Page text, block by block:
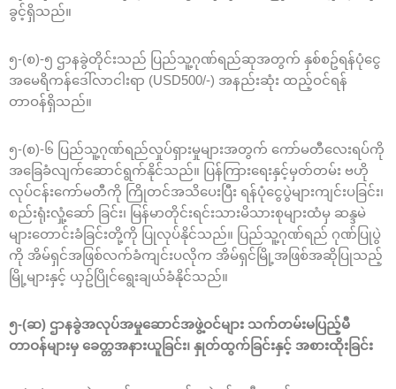
ခွင့်ရှိသည်။
၅-(စ)-၅ ဌာနခွဲတိုင်းသည် ပြည်သူ့ဂုဏ်ရည်ဆုအတွက် နှစ်စဥ်ရန်ပုံငွေ
အမေရိကန်ဒေါ်လာငါးရာ (USD500/-) အနည်းဆုံး ထည့်ဝင်ရန်
တာဝန်ရှိသည်။
၅-(စ)-၆ ပြည်သူ့ဂုဏ်ရည်လှုပ်ရှားမှုများအတွက် ကော်မတီလေးရပ်ကို
အခြေခံလျက်ဆောင်ရွက်နိုင်သည်။ ပြန်ကြားရေးနှင့်မှတ်တမ်း ဗဟို
လုပ်ငန်းကော်မတီကို ကြိုတင်အသိပေးပြီး ရန်ပုံငွေပွဲများကျင်းပခြင်း၊
စည်းရုံးလှုံ့ဆော် ခြင်း၊ မြန်မာတိုင်းရင်းသားမိသားစုများထံမှ ဆန္ဒမဲ
များတောင်းခံခြင်းတို့ကို ပြုလုပ်နိုင်သည်။ ပြည်သူ့ဂုဏ်ရည် ဂုဏ်ပြုပွဲ
ကို အိမ်ရှင်အဖြစ်လက်ခံကျင်းပလိုက အိမ်ရှင်မြို့အဖြစ်အဆိုပြုသည့်
မြို့များနှင့် ယှဥ်ပြိုင်ရွေးချယ်ခံနိုင်သည်။
၅-(ဆ) ဌာနခွဲအလုပ်အမှုဆောင်အဖွဲ့ဝင်များ သက်တမ်းမပြည့်မီ
တာဝန်များမှ ခေတ္တအနားယူခြင်း၊ နှုတ်ထွက်ခြင်းနှင့် အစားထိုးခြင်း